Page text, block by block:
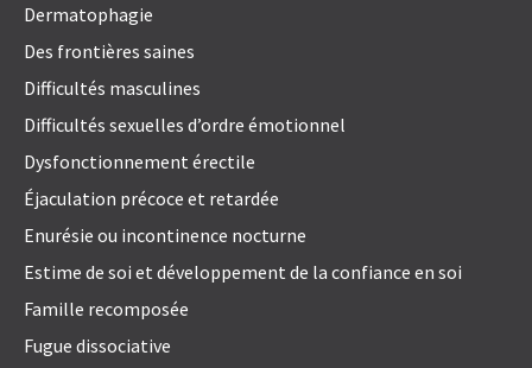
Dermatophagie
Des frontières saines
Difficultés masculines
Difficultés sexuelles d’ordre émotionnel
Dysfonctionnement érectile
Éjaculation précoce et retardée
Enurésie ou incontinence nocturne
Estime de soi et développement de la confiance en soi
Famille recomposée
Fugue dissociative